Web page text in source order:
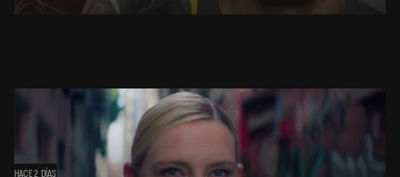
HACE 2 DÍAS